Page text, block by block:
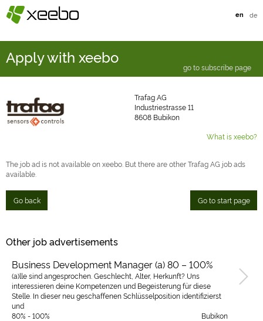
§xeebo en de
Apply with xeebo
go to subscribe page
Trafag AG
Industriestrasse 11
8608 Bubikon
What is xeebo?
The job ad is not available on xeebo. But there are other Trafag AG job ads
available.
Go back Go to start page
Other job advertisements
Business Development Manager (a) 80 – 100%
(a)lle sind angesprochen. Geschlecht, Alter, Herkunft? Uns
interessieren deine Kompetenzen und Begeisterung für diese
Stelle. In dieser neu geschaffenen Schlüsselposition identifizierst
und
80% - 100%
Bubikon